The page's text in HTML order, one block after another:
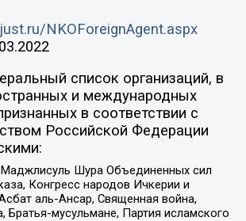
NKOForeignAgent.aspx
список организаций, в
и международных
в соответствии с
Российской Федерации
Шура Объединенных сил
Конгресс народов Ичкерии и
аль-Ансар, Священная война,
Братья-мусульмане, Партия исламского